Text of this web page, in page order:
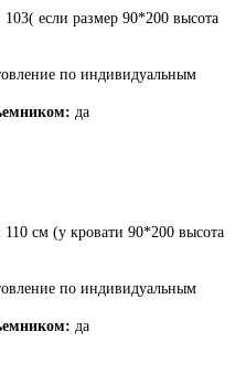
103( если размер 90*200 высота
по индивидуальным
да
110 см (у кровати 90*200 высота
по индивидуальным
да